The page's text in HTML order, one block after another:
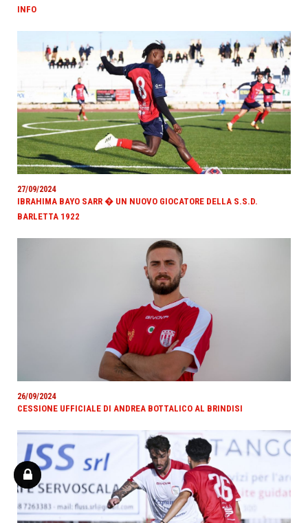
INFO
27/09/2024
IBRAHIMA BAYO SARR � UN NUOVO GIOCATORE DELLA S.S.D.
BARLETTA 1922
26/09/2024
CESSIONE UFFICIALE DI ANDREA BOTTALICO AL BRINDISI